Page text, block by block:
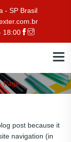
- SP Brasil
18:00
Page
post because it
navigation (in